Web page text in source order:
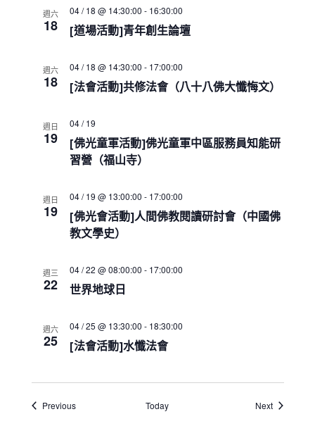
a
t
n
週六
18 [道場活動]青年創生論壇
04 / 18 @ 14:30:00 - 16:30:00
週六
18 [法會活動]共修法會（八十八佛大懺悔文）
04 / 18 @ 14:30:00 - 17:00:00
週日
19
[佛光童軍活動]佛光童軍中區服務員知能研
習營（福山寺）
04 / 19
週日
19
[佛光會活動]人間佛教閱讀研討會（中國佛
教文學史）
04 / 19 @ 13:00:00 - 17:00:00
週三
22 世界地球日
04 / 22 @ 08:00:00 - 17:00:00
週六
25 [法會活動]水懺法會
04 / 25 @ 13:30:00 - 18:30:00
PreviousEvents Today NextEvents